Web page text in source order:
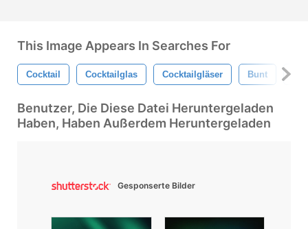
This Image Appears In Searches For
Cocktail Cocktailglas Cocktailgläser Bunt
Benutzer, Die Diese Datei Heruntergeladen
Haben, Haben Außerdem Heruntergeladen
Gesponserte Bilder